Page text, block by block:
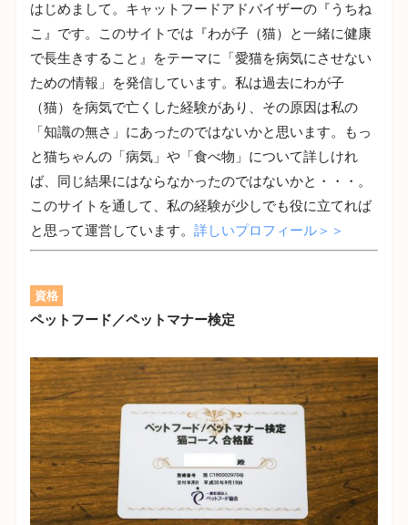
はじめまして。キャットフードアドバイザーの『うちね
こ』です。このサイトでは『わが子（猫）と一緒に健康
で長生きすること』をテーマに「愛猫を病気にさせない
ための情報」を発信しています。私は過去にわが子
（猫）を病気で亡くした経験があり、その原因は私の
「知識の無さ」にあったのではないかと思います。もっ
と猫ちゃんの「病気」や「食べ物」について詳しけれ
ば、同じ結果にはならなかったのではないかと・・・。
このサイトを通して、私の経験が少しでも役に立てれば
と思って運営しています。 詳しいプロフィール＞＞
資格
ペットフード／ペットマナー検定